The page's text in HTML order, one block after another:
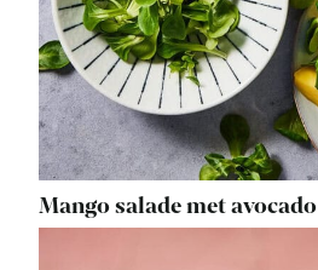
Mango salade met avocado